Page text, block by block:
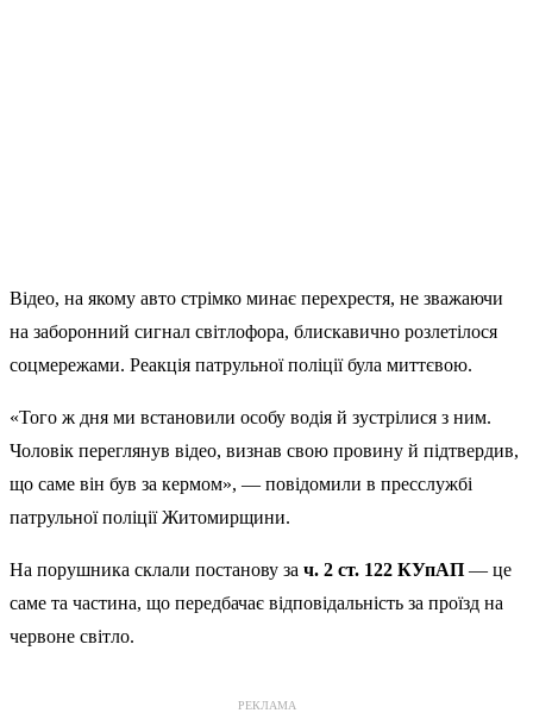
Відео, на якому авто стрімко минає перехрестя, не зважаючи
на заборонний сигнал світлофора, блискавично розлетілося
соцмережами. Реакція патрульної поліції була миттєвою.
«Того ж дня ми встановили особу водія й зустрілися з ним.
Чоловік переглянув відео, визнав свою провину й підтвердив,
що саме він був за кермом», — повідомили в пресслужбі
патрульної поліції Житомирщини.
На порушника склали постанову за ч. 2 ст. 122 КУпАП — це
саме та частина, що передбачає відповідальність за проїзд на
червоне світло.
РЕКЛАМА